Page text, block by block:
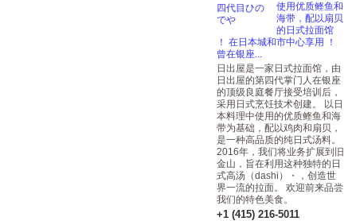
使用优质鲣鱼和
海带，配以扇贝
的日式拉面馆
！ 在日本城和市中心享用 ！
曾在银座...
日出屋是一家日式拉面馆，由
日出屋的第四代掌门人在银座
的顶级良庭餐厅接受培训后，
采用日式烹饪技术创建。 以日
本料理中使用的优质鲣鱼和海
带为基础，配以鸡肉和扇贝，
是一种高品质的纯日式汤料。
2016年，我们将业务扩展到旧
金山，旨在利用这种独特的日
式高汤（dashi）・，创造世
界一流的拉面。 欢迎前来品尝
我们的特色美食。
+1 (415) 216-5011